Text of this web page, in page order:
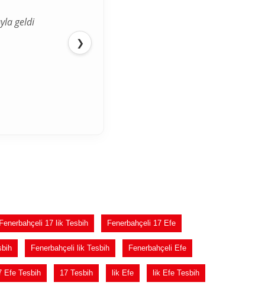
geldi
❯
Fenerbahçeli 17 lik Tesbih Fenerbahçeli 17 Efe
Fenerbahçeli lik Tesbih Fenerbahçeli Efe
Efe Tesbih 17 Tesbih lik Efe lik Efe Tesbih